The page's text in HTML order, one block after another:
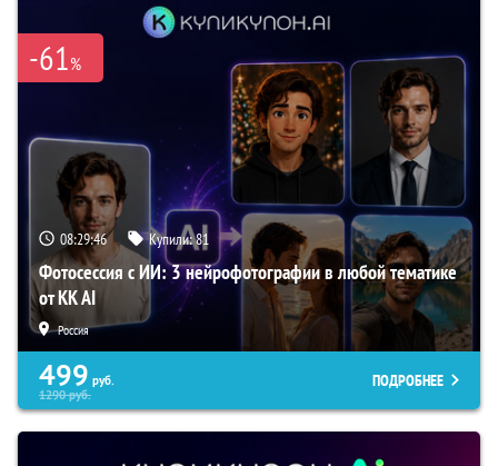
-61%
08:29:45 Купили:81
Фотосессия с ИИ: 3 нейрофотографии в любой тематике
от KK AI
Россия
499 руб.
1290руб.
ПОДРОБНЕЕ